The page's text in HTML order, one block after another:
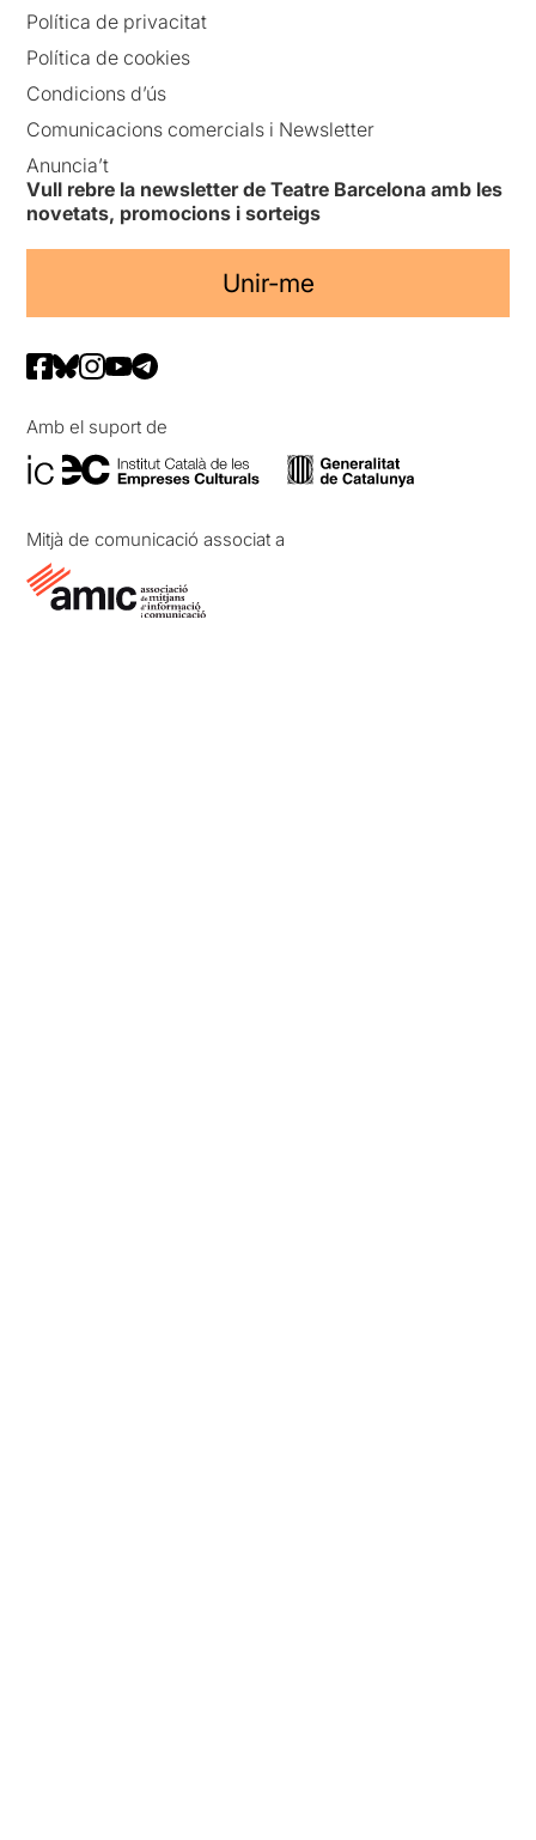
Política de privacitat
Política de cookies
Condicions d’ús
Comunicacions comercials i Newsletter
Anuncia’t
Vull rebre la newsletter de Teatre Barcelona amb les
novetats, promocions i sorteigs
Unir-me
Amb el suport de
Mitjà de comunicació associat a